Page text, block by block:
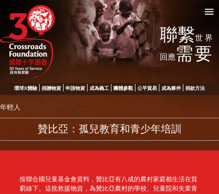
聯繫世界
回應需要
環球X體驗 捐贈物資 申請物資 成為義工 團體參觀 公平貿易 成為夥伴 捐款方法
年輕人
贊比亞：孤兒教育和青少年培訓
按聯合國兒童基金會資料，贊比亞有八成的農村家庭都生活在貧
窮線下。這批救援物資，為贊比亞農村的學校、兒童院和失業青